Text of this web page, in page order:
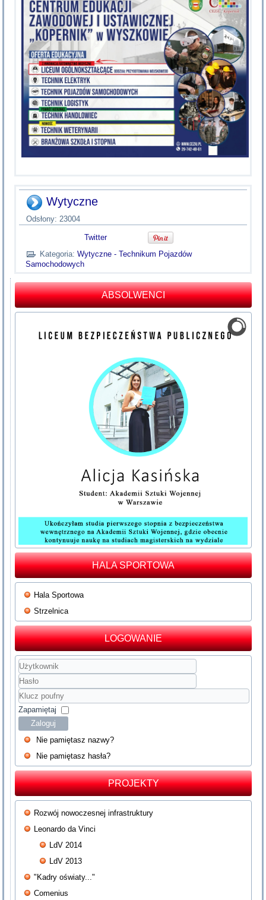
Wytyczne
Odsłony: 23004
Twitter
Kategoria:Wytyczne - Technikum Pojazdów
Samochodowych
ABSOLWENCI
HALA SPORTOWA
Hala Sportowa
Strzelnica
LOGOWANIE
Użytkownik
Hasło
Klucz
poufny
Zapamiętaj
Zaloguj
Nie pamiętasz nazwy?
Nie pamiętasz hasła?
PROJEKTY
Rozwój nowoczesnej infrastruktury
Leonardo da Vinci
LdV 2014
LdV 2013
"Kadry oświaty..."
Comenius